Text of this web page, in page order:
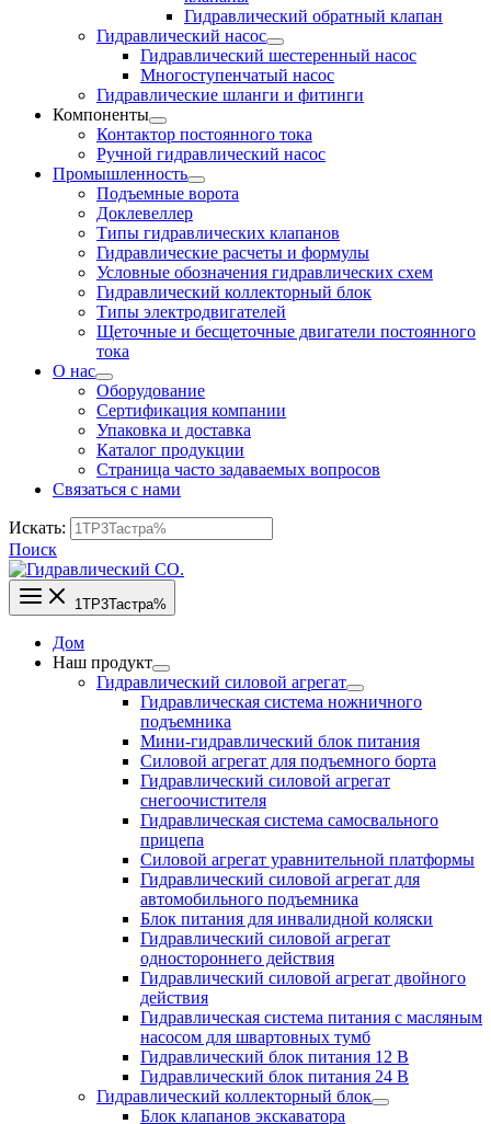
Гидравлический обратный клапан
Гидравлический насос
Гидравлический шестеренный насос
Многоступенчатый насос
Гидравлические шланги и фитинги
Компоненты
Контактор постоянного тока
Ручной гидравлический насос
Промышленность
Подъемные ворота
Доклевеллер
Типы гидравлических клапанов
Гидравлические расчеты и формулы
Условные обозначения гидравлических схем
Гидравлический коллекторный блок
Типы электродвигателей
Щеточные и бесщеточные двигатели постоянного
тока
О нас
Оборудование
Сертификация компании
Упаковка и доставка
Каталог продукции
Страница часто задаваемых вопросов
Связаться с нами
Искать:
Поиск
1TP3Тастра%
Дом
Наш продукт
Гидравлический силовой агрегат
Гидравлическая система ножничного
подъемника
Мини-гидравлический блок питания
Силовой агрегат для подъемного борта
Гидравлический силовой агрегат
снегоочистителя
Гидравлическая система самосвального
прицепа
Силовой агрегат уравнительной платформы
Гидравлический силовой агрегат для
автомобильного подъемника
Блок питания для инвалидной коляски
Гидравлический силовой агрегат
одностороннего действия
Гидравлический силовой агрегат двойного
действия
Гидравлическая система питания с масляным
насосом для швартовных тумб
Гидравлический блок питания 12 В
Гидравлический блок питания 24 В
Гидравлический коллекторный блок
Блок клапанов экскаватора